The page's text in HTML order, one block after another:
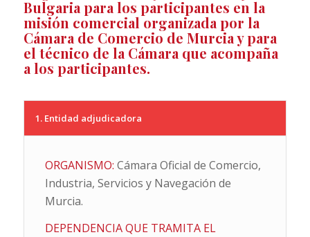
Bulgaria para los participantes en la
misión comercial organizada por la
Cámara de Comercio de Murcia y para
el técnico de la Cámara que acompaña
a los participantes.
1. Entidad adjudicadora
ORGANISMO: Cámara Oficial de Comercio,
Industria, Servicios y Navegación de
Murcia.
DEPENDENCIA QUE TRAMITA EL